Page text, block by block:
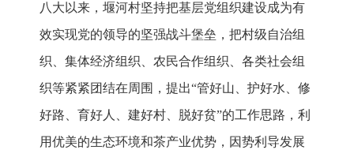
八大以来，堰河村坚持把基层党组织建设成为有
效实现党的领导的坚强战斗堡垒，把村级自治组
织、集体经济组织、农民合作组织、各类社会组
织等紧紧团结在周围，提出“管好山、护好水、修
好路、育好人、建好村、脱好贫”的工作思路，利
用优美的生态环境和茶产业优势，因势利导发展